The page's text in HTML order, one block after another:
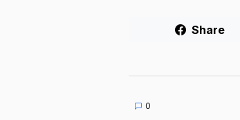
Share
0